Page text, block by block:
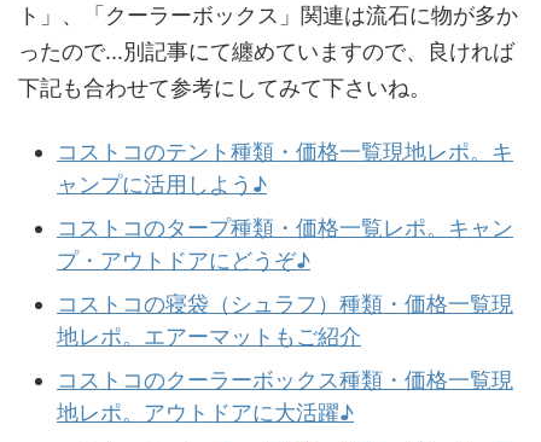
ト」、「クーラーボックス」関連は流石に物が多か
ったので...別記事にて纏めていますので、良ければ
下記も合わせて参考にしてみて下さいね。
コストコのテント種類・価格一覧現地レポ。キ
ャンプに活用しよう♪
コストコのタープ種類・価格一覧レポ。キャン
プ・アウトドアにどうぞ♪
コストコの寝袋（シュラフ）種類・価格一覧現
地レポ。エアーマットもご紹介
コストコのクーラーボックス種類・価格一覧現
地レポ。アウトドアに大活躍♪